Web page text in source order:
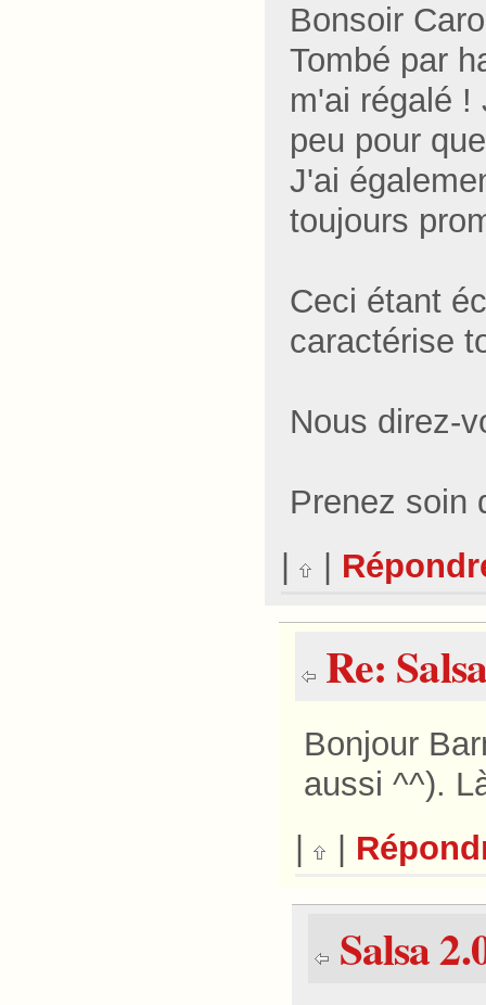
Bonsoir
Tombé par
m'ai régalé !
peu pour
J'ai
toujours
Ceci étant
caractérise
Nous direz-
Prenez soin
Re:
Bonjour
aussi ^^).
|
|
Salsa